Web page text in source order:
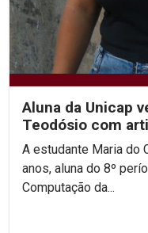
Aluna da Unicap
Teodósio com
área de STEM
A estudante Maria do
anos, aluna do 8º
Computação da...